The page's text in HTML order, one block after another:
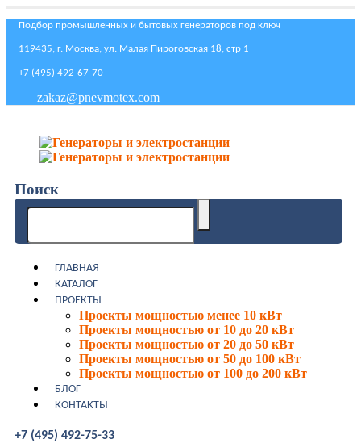
Подбор промышленных и бытовых генераторов под ключ
119435, г. Москва, ул. Малая Пироговская 18, стр 1
+7 (495) 492-67-70
zakaz@pnevmotex.com
Поиск
ГЛАВНАЯ
КАТАЛОГ
ПРОЕКТЫ
Проекты мощностью менее 10 кВт
Проекты мощностью от 10 до 20 кВт
Проекты мощностью от 20 до 50 кВт
Проекты мощностью от 50 до 100 кВт
Проекты мощностью от 100 до 200 кВт
БЛОГ
КОНТАКТЫ
+7 (495) 492-75-33